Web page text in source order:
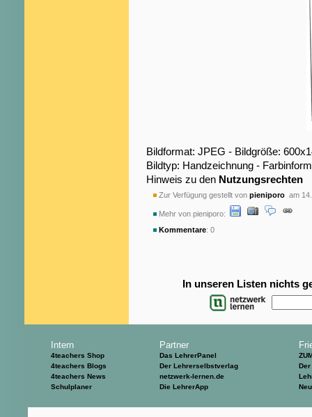
Bildformat: JPEG - Bildgröße:
Bildtyp: Handzeichnung -
Hinweis zu den Nutzungsrechten
Zur Verfügung gestellt von pieniporo am
Mehr von pieniporo:
Kommentare: 0
In unseren Listen nichts
Intern
4teachers Shop
4teachers Blogs
4teachers News
Schulplaner
Partner
Das LehrerPanel
Der Lehrerselbstverlag
netzwerk-lernen.de
Die LehrerApp